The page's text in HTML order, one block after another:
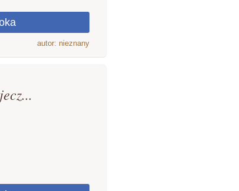
autor: nieznany